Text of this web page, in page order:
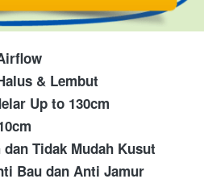
& Lembut
Up to 130cm
Tidak Mudah Kusut
Bau dan Anti Jamur